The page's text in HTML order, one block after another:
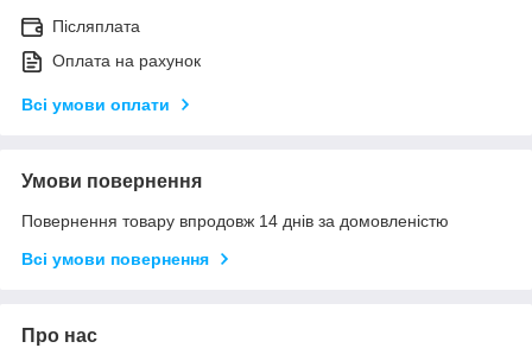
Післяплата
Оплата на рахунок
Всі умови оплати
Умови повернення
Повернення товару впродовж 14 днів за домовленістю
Всі умови повернення
Про нас